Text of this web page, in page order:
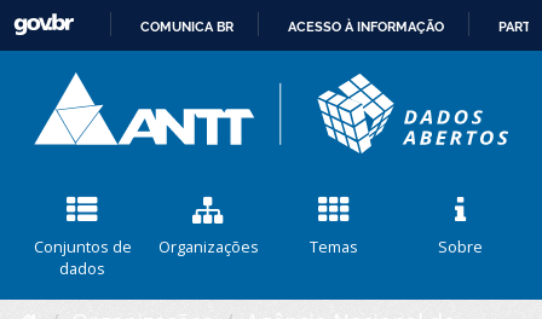
CONTEÚDO
COMUNICA BR ACESSO À INFORMAÇÃO
Conjuntos de
dados
Organizações Temas Sobre